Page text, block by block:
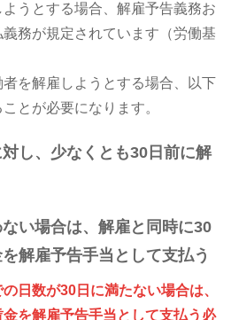
うとする場合、解雇予告義務お
務が規定されています（労働基
を解雇しようとする場合、以下
とが必要になります。
し、少なくとも30日前に解
い場合は、解雇と同時に30
解雇予告手当として支払う
日数が30日に満たない場合は、
を解雇予告手当として支払う必